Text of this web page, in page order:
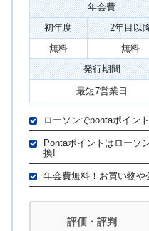
年会費
初年度
2年目以
無料
無料
発行期間
最短7営業日
ローソンでpontaポイン
Pontaポイントはローソ
換!
年会費無料！お買い物や
評価・評判